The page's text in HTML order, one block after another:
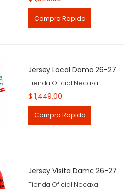
Compra Rapida
Jersey Local Dama 26-27
Tienda Oficial Necaxa
$ 1,449.00
Compra Rapida
Jersey Visita Dama 26-27
Tienda Oficial Necaxa